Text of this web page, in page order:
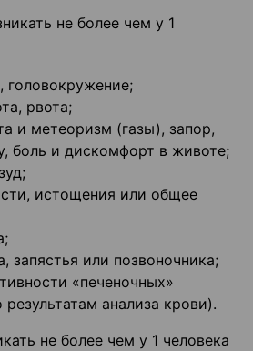
не более чем у 1
головокружение;
рвота;
и метеоризм (газы), запор,
боль и дискомфорт в животе;
истощения или общее
запястья или позвоночника;
«печеночных»
анализа крови).
не более чем у 1 человека